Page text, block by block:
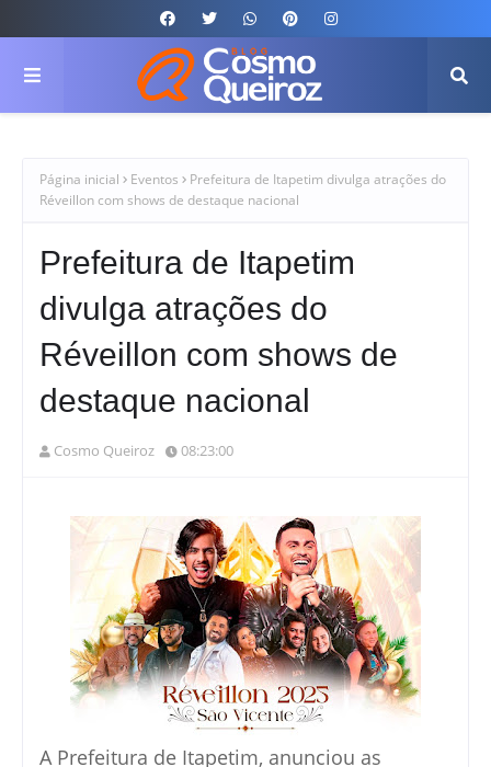
Página inicial Eventos
Prefeitura de Itapetim divulga atrações do
Réveillon com shows de destaque nacional
Prefeitura de Itapetim
divulga atrações do
Réveillon com shows de
destaque nacional
Cosmo Queiroz 08:23:00
A Prefeitura de Itapetim, anunciou as